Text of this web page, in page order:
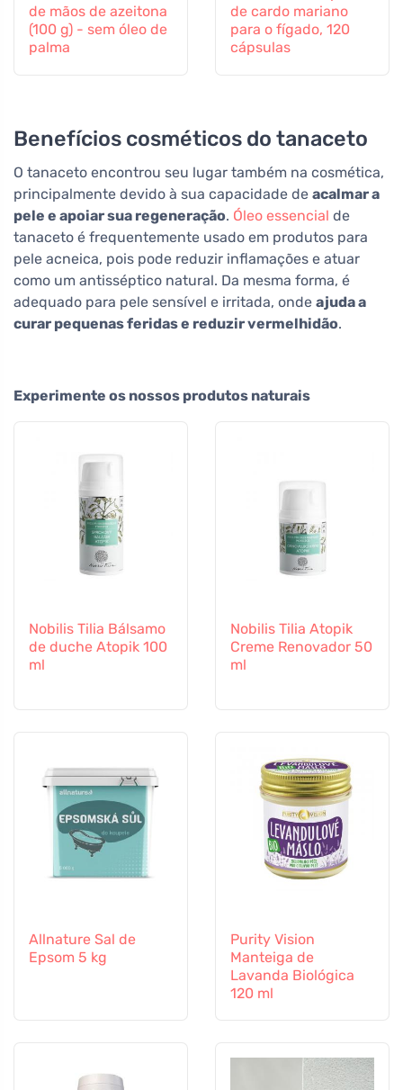
de mãos de azeitona
(100 g) - sem óleo de
palma
de cardo mariano
para o fígado, 120
cápsulas
Benefícios cosméticos do tanaceto
O tanaceto encontrou seu lugar também na cosmética,
principalmente devido à sua capacidade de acalmar a
pele e apoiar sua regeneração. Óleo essencial de
tanaceto é frequentemente usado em produtos para
pele acneica, pois pode reduzir inflamações e atuar
como um antisséptico natural. Da mesma forma, é
adequado para pele sensível e irritada, onde ajuda a
curar pequenas feridas e reduzir vermelhidão.
Experimente os nossos produtos naturais
Nobilis Tilia Bálsamo
de duche Atopik 100
ml
Nobilis Tilia Atopik
Creme Renovador 50
ml
Allnature Sal de
Epsom 5 kg
Purity Vision
Manteiga de
Lavanda Biológica
120 ml